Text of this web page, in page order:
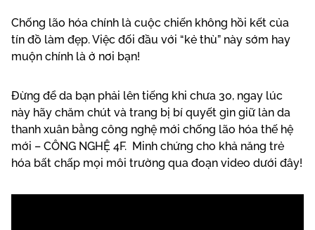
Chống lão hóa chính là cuộc chiến không hồi kết của
tín đồ làm đẹp. Việc đối đầu với “kẻ thù” này sớm hay
muộn chính là ở nơi bạn!
Đừng để da bạn phải lên tiếng khi chưa 30, ngay lúc
này hãy chăm chút và trang bị bí quyết gìn giữ làn da
thanh xuân bằng công nghệ mới chống lão hóa thế hệ
mới – CÔNG NGHỆ 4F. Minh chứng cho khả năng trẻ
hóa bất chấp mọi môi trường qua đoạn video dưới đây!